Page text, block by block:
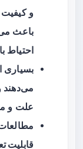
و
باعث
احتیاط
بسیاری
می‌دهند
علت و
قابلیت